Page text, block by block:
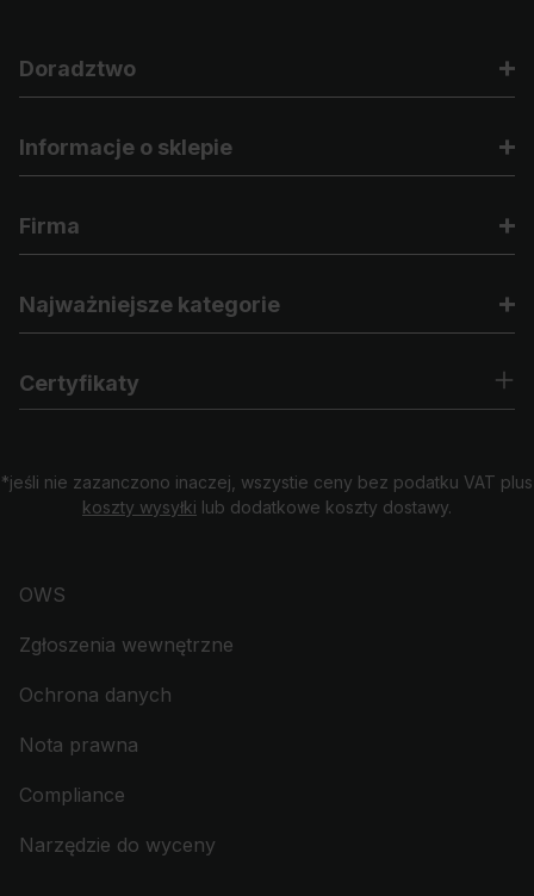
Doradztwo
Informacje o sklepie
Firma
Najważniejsze kategorie
Certyfikaty
*jeśli nie zazanczono inaczej, wszystie ceny bez podatku VAT plus
koszty wysyłki lub dodatkowe koszty dostawy.
OWS
Zgłoszenia wewnętrzne
Ochrona danych
Nota prawna
Compliance
Narzędzie do wyceny